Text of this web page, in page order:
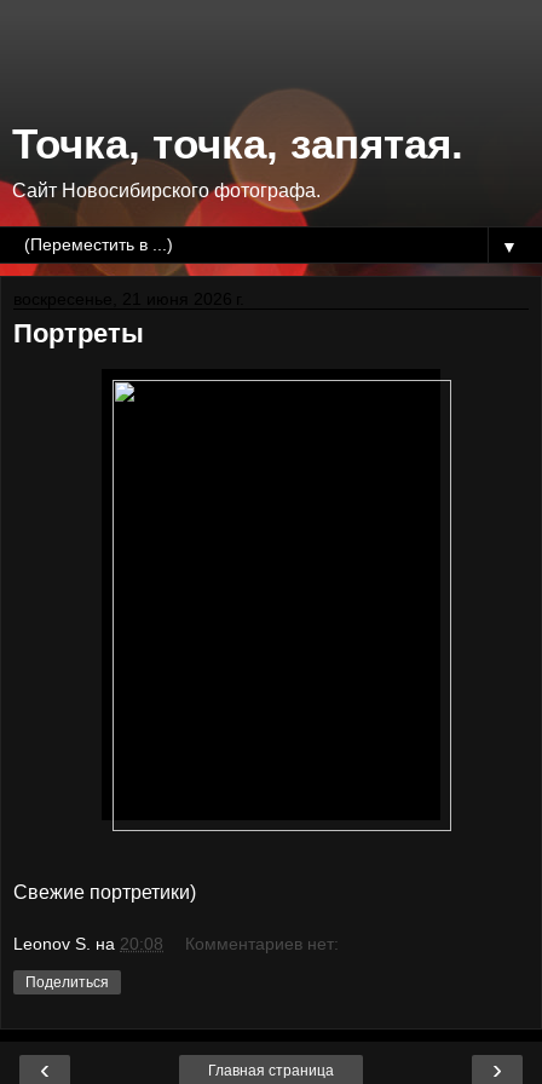
Точка, точка, запятая.
Сайт Новосибирского фотографа.
▼
Портреты
Свежие портретики)
Leonov S. на 20:08 Комментариев нет:
Поделиться
‹ ›
Главная страница